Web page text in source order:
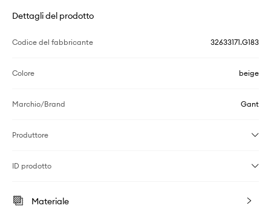
Dettagli del prodotto
Codice del fabbricante 32633171.G183
Colore beige
Marchio/Brand Gant
Produttore
ID prodotto
Materiale